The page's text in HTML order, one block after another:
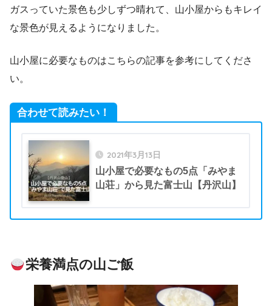
ガスっていた景色も少しずつ晴れて、山小屋からもキレイ
な景色が見えるようになりました。
山小屋に必要なものはこちらの記事を参考にしてくださ
い。
合わせて読みたい！
2021年3月13日
山小屋で必要なもの5点「みやま
山荘」から見た富士山【丹沢山】
栄養満点の山ご飯